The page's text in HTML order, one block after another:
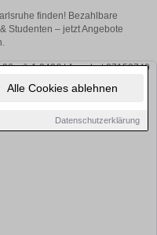
Alle Cookies ablehnen
Datenschutzerklärung
finden! Bezahlbare
Studenten – jetzt Angebote